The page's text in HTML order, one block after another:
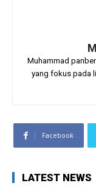
Muhammad
yang fokus pada
Facebook
LATEST NEWS